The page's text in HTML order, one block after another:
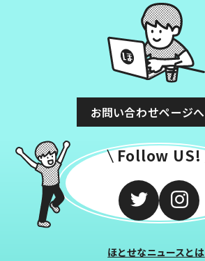
お問い合わせページへ
Follow US!
ほとせなニュースとは